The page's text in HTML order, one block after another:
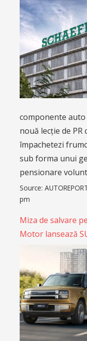
componente
nouă lecție de
împachetezi
sub forma unui
pensionare
Source:
pm
Miza de salvare
Motor lansează